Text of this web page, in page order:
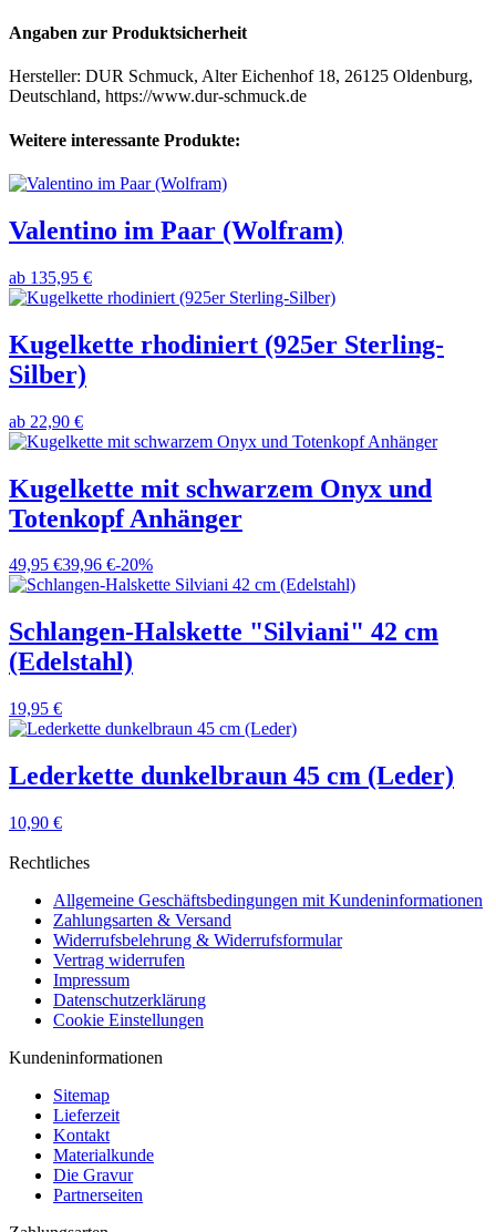
Angaben zur Produktsicherheit
Hersteller: DUR Schmuck, Alter Eichenhof 18, 26125 Oldenburg,
Deutschland, https://www.dur-schmuck.de
Weitere interessante Produkte:
Valentino im Paar (Wolfram)
ab 135,95 €
Kugelkette rhodiniert (925er Sterling-
Silber)
ab 22,90 €
Kugelkette mit schwarzem Onyx und
Totenkopf Anhänger
49,95 €39,96 €-20%
Schlangen-Halskette "Silviani" 42 cm
(Edelstahl)
19,95 €
Lederkette dunkelbraun 45 cm (Leder)
10,90 €
Rechtliches
Allgemeine Geschäftsbedingungen mit Kundeninformationen
Zahlungsarten & Versand
Widerrufsbelehrung & Widerrufsformular
Vertrag widerrufen
Impressum
Datenschutzerklärung
Cookie Einstellungen
Kundeninformationen
Sitemap
Lieferzeit
Kontakt
Materialkunde
Die Gravur
Partnerseiten